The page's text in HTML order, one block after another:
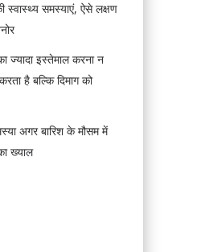
समस्याएं, ऐसे लक्षण
ज्यादा इस्तेमाल करना न
है बल्कि दिमाग को
अगर बारिश के मौसम में
ख्याल